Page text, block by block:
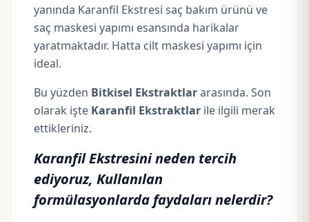
yanında Karanfil Ekstresi saç bakım ürünü ve
saç maskesi yapımı esansında harikalar
yaratmaktadır. Hatta cilt maskesi yapımı için
ideal.
Bu yüzden Bitkisel Ekstraktlararasında. Son
olarak işte Karanfil Ekstraktlar ile ilgili merak
ettikleriniz.
Karanfil Ekstresini neden tercih
ediyoruz, Kullanılan
formülasyonlarda faydaları nelerdir?